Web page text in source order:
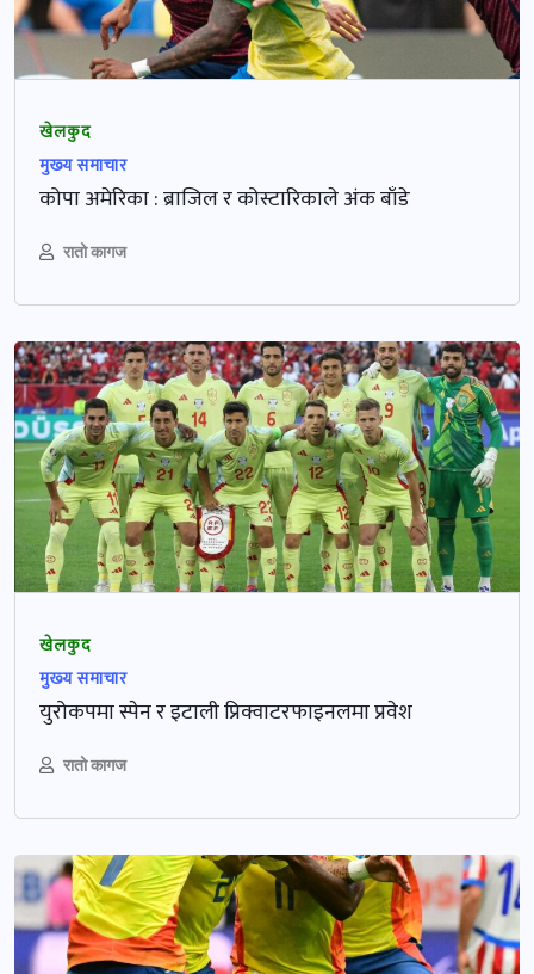
खेलकुद
मुख्‍य समाचार
कोपा अमेरिका : ब्राजिल र कोस्टारिकाले अंक बाँडे
रातो कागज
खेलकुद
मुख्‍य समाचार
युरोकपमा स्पेन र इटाली प्रिक्वाटरफाइनलमा प्रवेश
रातो कागज